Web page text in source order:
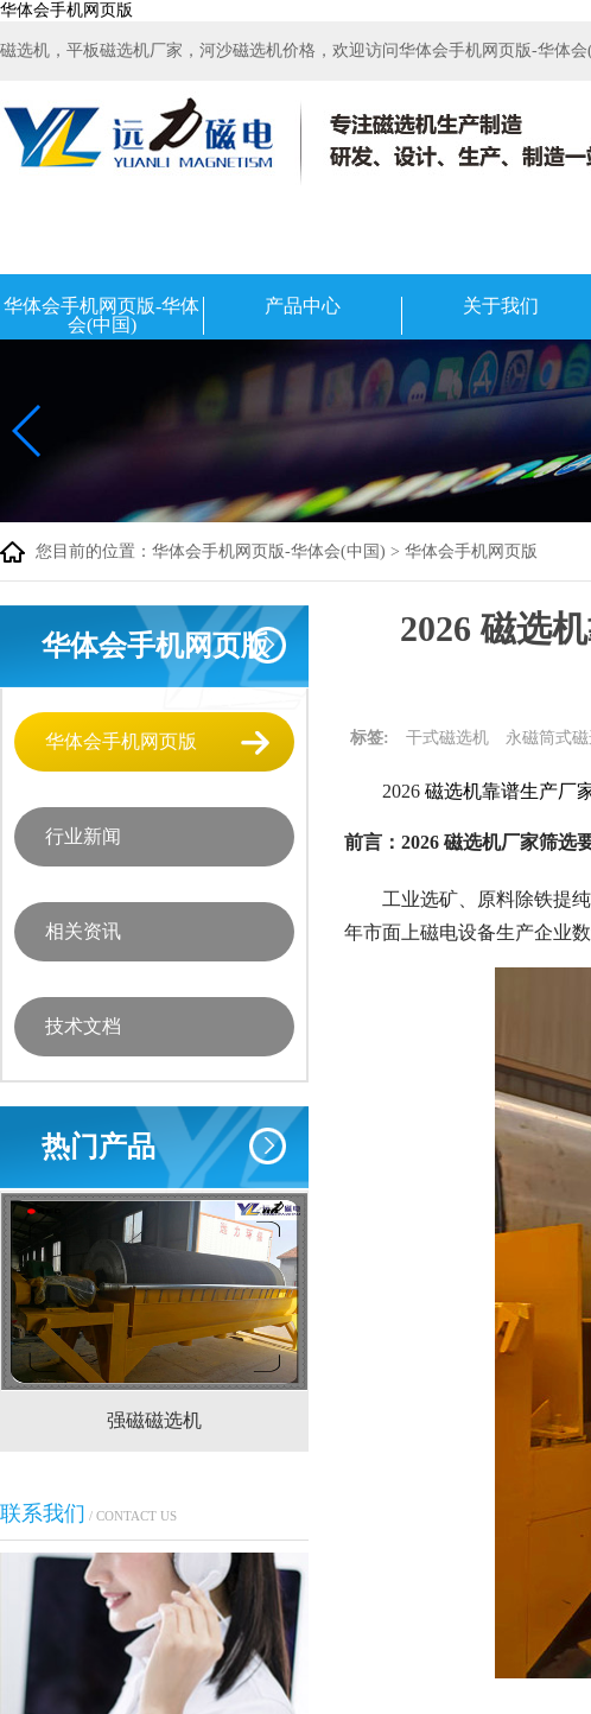
华体会手机网页版
磁选机，平板磁选机厂家，河沙磁选机价格，欢迎访问华体会手机网页版-华体
华体会手机网页版-华体
会(中国)
产品中心 关于我们
您目前的位置： 华体会手机网页版-华体会(中国) > 华体会手机网页版
华体会手机网页版
华体会手机网页版
行业新闻
相关资讯
技术文档
热门产品
强磁磁选机 CTS(N.B)永磁筒式磁选机
联系我们 / CONTACT US
2026 磁选
标签: 干式磁选机 永磁筒式
2026 磁选机靠谱生产厂
前言：2026 磁选机厂家筛选
工业选矿、原料除铁提
年市面上磁电设备生产企业